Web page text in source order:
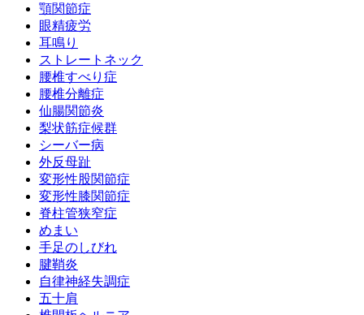
顎関節症
眼精疲労
耳鳴り
ストレートネック
腰椎すべり症
腰椎分離症
仙腸関節炎
梨状筋症候群
シーバー病
外反母趾
変形性股関節症
変形性膝関節症
脊柱管狭窄症
めまい
手足のしびれ
腱鞘炎
自律神経失調症
五十肩